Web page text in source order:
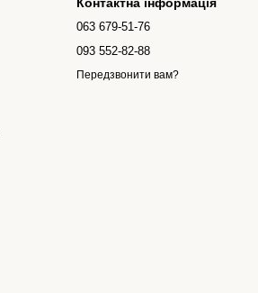
063 679-51-76
093 552-82-88
Передзвонити вам?